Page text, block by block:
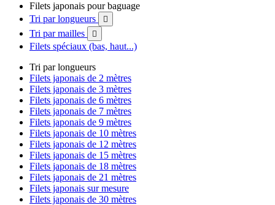
Filets japonais pour baguage
Tri par longueurs

Tri par mailles 
Filets spéciaux (bas, haut...)
Tri par longueurs
Filets japonais de 2 mètres
Filets japonais de 3 mètres
Filets japonais de 6 mètres
Filets japonais de 7 mètres
Filets japonais de 9 mètres
Filets japonais de 10 mètres
Filets japonais de 12 mètres
Filets japonais de 15 mètres
Filets japonais de 18 mètres
Filets japonais de 21 mètres
Filets japonais sur mesure
Filets japonais de 30 mètres